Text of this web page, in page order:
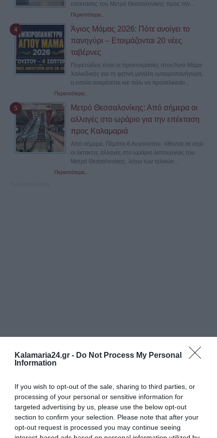
Kalamaria24.gr - Do Not Process My Personal
Information
If you wish to opt-out of the sale, sharing to third parties, or
processing of your personal or sensitive information for
targeted advertising by us, please use the below opt-out
section to confirm your selection. Please note that after your
opt-out request is processed you may continue seeing
επέκτασης του Μετρό Θεσσαλονίκης προς την...
Περισσότερα...
Άγιος Μάμας 2026: Πότε ανοίγει το
πανηγύρι – Ετοιμάζονται 20 νέες
ταβέρνες
Πυρετώδεις είναι οι προετοιμασίες στον Άγιο Μάμα
Χαλκιδικής για τη φετινή μεγάλη εμποροπανήγυρη,
η οποία αναμένεται και πάλι να προσελκύσει...
Περισσότερα...
Μετρό Θεσσαλονίκης: Από σήμερα οι
αλλαγές στο ωράριο για την επέκταση
προς Καλαμαριά
Από σήμερα, Πέμπτη 6 Αυγούστου, τίθενται σε ισχύ
οι έκτακτες αλλαγές στο ωράριο λειτουργίας του
Μετρό Θεσσαλονίκης, λόγω των τελικών...
Περισσότερα...